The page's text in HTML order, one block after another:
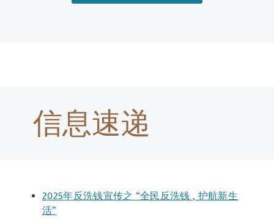
信息速递
2025年反洗钱宣传之 “全民反洗钱 , 护航新生
活”